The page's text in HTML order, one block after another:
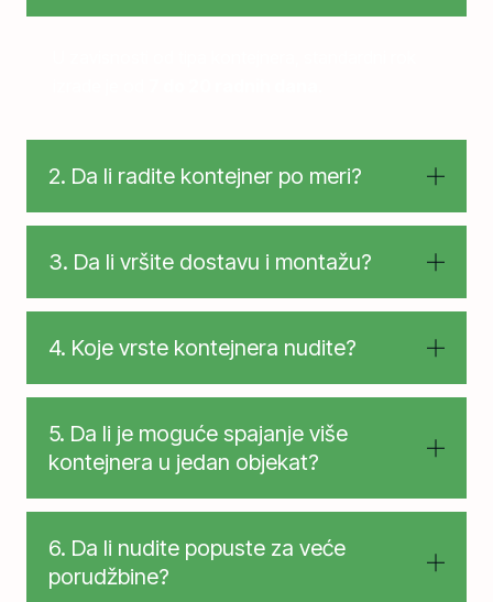
2. Da li radite kontejner po meri?
3. Da li vršite dostavu i montažu?
4. Koje vrste kontejnera nudite?
5. Da li je moguće spajanje više
kontejnera u jedan objekat?
6. Da li nudite popuste za veće
porudžbine?